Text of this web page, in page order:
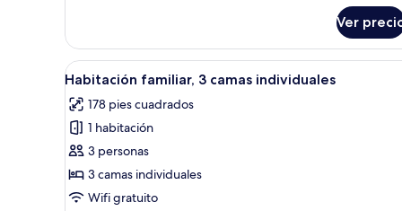
1
cama
matrimonial
Ver
Abrir
todas
las
fotos
de
Habitación
familiar,
Ropa de cama
4
Habitación familiar, 3 camas individuales
178 pies cuadrados
1 habitación
3 personas
3 camas individuales
Wifi gratuito